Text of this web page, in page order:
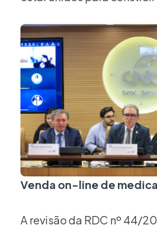
Venda on-line de
A revisão da RDC nº 44/